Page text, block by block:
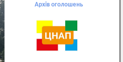
Архів оголошень